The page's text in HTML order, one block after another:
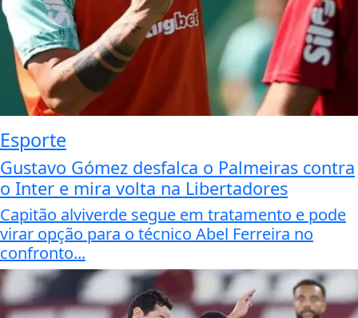
Esporte
Gustavo Gómez desfalca o Palmeiras contra
o Inter e mira volta na Libertadores
Capitão alviverde segue em tratamento e pode
virar opção para o técnico Abel Ferreira no
confronto...